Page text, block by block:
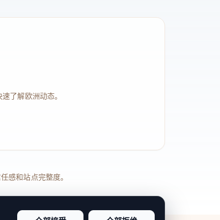
了解欧洲动态。
感和站点完整度。